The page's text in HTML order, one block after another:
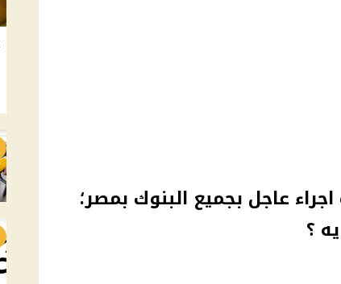
عاجل بجميع البنوك بمصر؛
؟